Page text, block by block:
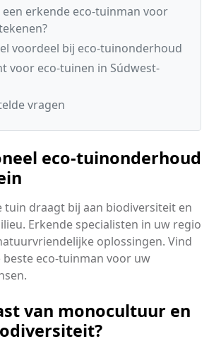
een erkende eco-tuinman voor
voordeel bij eco-tuinonderhoud
voor eco-tuinen in Súdwest-
vragen
eco-tuinonderhoud
tuin draagt bij aan biodiversiteit en
Erkende specialisten in uw regio
oplossingen. Vind
eco-tuinman voor uw
van monocultuur en